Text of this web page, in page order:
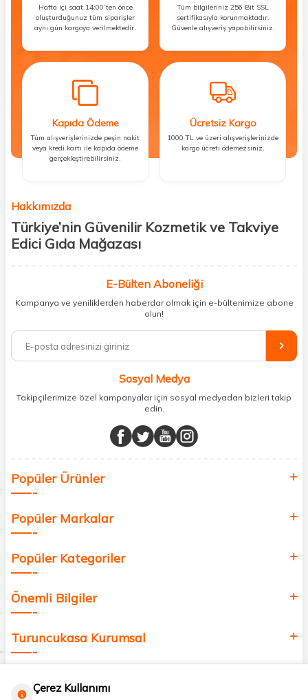
Hafta içi saat 14:00’ten önce
oluşturduğunuz tüm siparişler
aynı gün kargoya verilmektedir.
Tüm bilgileriniz 256 Bit SSL
sertifikasıyla korunmaktadır.
Güvenle alışveriş yapabilirsiniz.
Kapıda Ödeme
Tüm alışverişlerinizde peşin nakit
veya kredi kartı ile kapıda ödeme
gerçekleştirebilirsiniz.
Ücretsiz Kargo
1000 TL ve üzeri alışverişlerinizde
kargo ücreti ödemezsiniz.
Hakkımızda
Türkiye’nin Güvenilir Kozmetik ve Takviye
Edici Gıda Mağazası
kişisel bakım hem de takviye edici gıda ürünlerini sizlerle
buluşturuyoruz. Artık mağaza mağaza dolaşmanıza gerek yok;
ihtiyacınız olan her şeyi tek bir çatı altında topluyor ve kapınıza kadar
%100 orijinal kozmetik ve sağlık ürünleriyle güzelliğinizi tamamlayabilir,
vücudunuzu desteklemek için güvenilir takviye edici gıdalara
minerallere kadar binlerce ürünü uygun fiyat ve hızlı kargo avantajıyla
sunuyoruz.
buluşturuyor ve online alışveriş deneyiminizi en iyi hale getiriyoruz.
Sağlık, güzellik ve iyi yaşam için aradığınız her şey burada!
değer katmak için bize katılın!
E-Bülten Aboneliği
Kampanya ve yeniliklerden haberdar olmak için e-bültenimize abone
olun!
Sosyal Medya
Takipçilerimize özel kampanyalar için sosyal medyadan bizleri takip
edin.
Popüler Ürünler
Popüler Markalar
Popüler Kategoriler
Önemli Bilgiler
Turuncukasa Kurumsal
Çerez Kullanımı